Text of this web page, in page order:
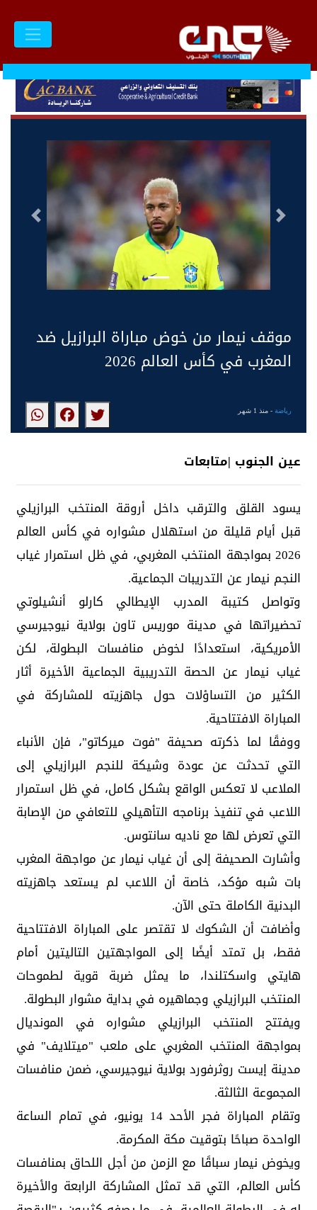
التالى السابق
موقف نيمار من خوض مباراة البرازيل ضد
المغرب في كأس العالم 2026
رياضة- منذ 1 شهر
عين الجنوب |متابعات
يسود القلق والترقب داخل أروقة المنتخب البرازيلي
قبل أيام قليلة من استهلال مشواره في كأس العالم
2026 بمواجهة المنتخب المغربي، في ظل استمرار غياب
النجم نيمار عن التدريبات الجماعية.
وتواصل كتيبة المدرب الإيطالي كارلو أنشيلوتي
تحضيراتها في مدينة موريس تاون بولاية نيوجيرسي
الأمريكية، استعدادًا لخوض منافسات البطولة، لكن
غياب نيمار عن الحصة التدريبية الجماعية الأخيرة أثار
الكثير من التساؤلات حول جاهزيته للمشاركة في
المباراة الافتتاحية.
ووفقًا لما ذكرته صحيفة "فوت ميركاتو"، فإن الأنباء
التي تحدثت عن عودة وشيكة للنجم البرازيلي إلى
الملاعب لا تعكس الواقع بشكل كامل، في ظل استمرار
اللاعب في تنفيذ برنامجه التأهيلي للتعافي من الإصابة
التي تعرض لها مع ناديه سانتوس.
وأشارت الصحيفة إلى أن غياب نيمار عن مواجهة المغرب
بات شبه مؤكد، خاصة أن اللاعب لم يستعد جاهزيته
البدنية الكاملة حتى الآن.
وأضافت أن الشكوك لا تقتصر على المباراة الافتتاحية
فقط، بل تمتد أيضًا إلى المواجهتين التاليتين أمام
هايتي واسكتلندا، ما يمثل ضربة قوية لطموحات
المنتخب البرازيلي وجماهيره في بداية مشوار البطولة.
ويفتتح المنتخب البرازيلي مشواره في المونديال
بمواجهة المنتخب المغربي على ملعب "ميتلايف" في
مدينة إيست روثرفورد بولاية نيوجيرسي، ضمن منافسات
المجموعة الثالثة.
وتقام المباراة فجر الأحد 14 يونيو، في تمام الساعة
الواحدة صباحًا بتوقيت مكة المكرمة.
ويخوض نيمار سباقًا مع الزمن من أجل اللحاق بمنافسات
كأس العالم، التي قد تمثل المشاركة الرابعة والأخيرة